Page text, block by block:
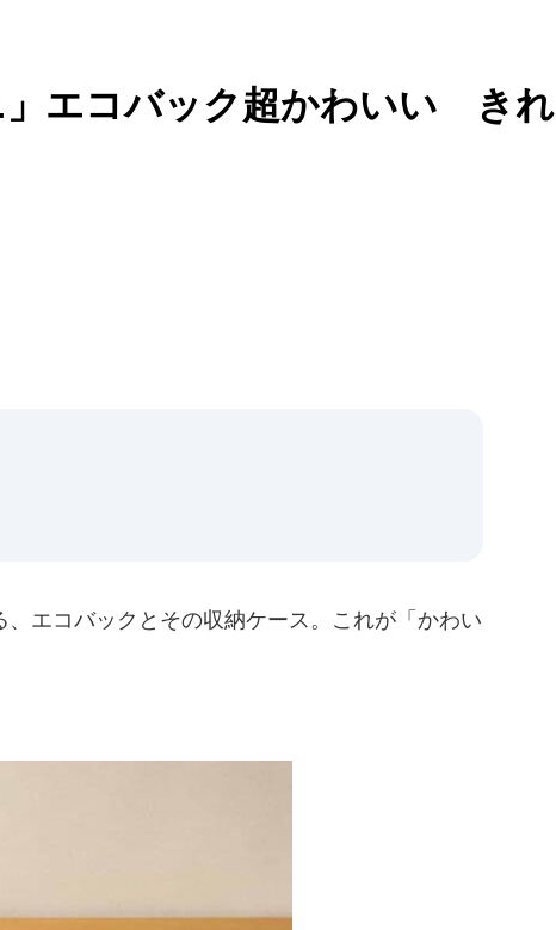
」エコバック超かわいい きれ
エコバックとその収納ケース。これが「かわい